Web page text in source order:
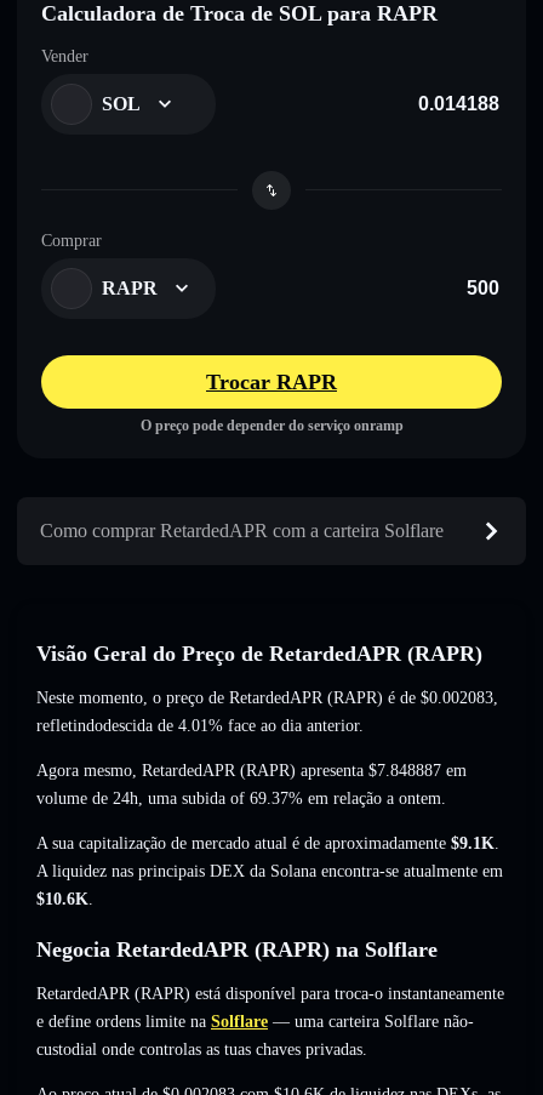
Calculadora de Troca de SOL para RAPR
Vender
SOL
Comprar
RAPR
Trocar RAPR
O preço pode depender do serviço onramp
Como comprar RetardedAPR com a carteira Solflare
Visão Geral do Preço de RetardedAPR (RAPR)
Neste momento, o preço de RetardedAPR (RAPR) é de $0.002083,
refletindodescida de 4.01% face ao dia anterior.
Agora mesmo, RetardedAPR (RAPR) apresenta $7.848887 em
volume de 24h, uma subida of 69.37% em relação a ontem.
A sua capitalização de mercado atual é de aproximadamente $9.1K.
A liquidez nas principais DEX da Solana encontra-se atualmente em
$10.6K.
Negocia RetardedAPR (RAPR) na Solflare
RetardedAPR (RAPR) está disponível para troca-o instantaneamente
e define ordens limite na Solflare — uma carteira Solflare não-
custodial onde controlas as tuas chaves privadas.